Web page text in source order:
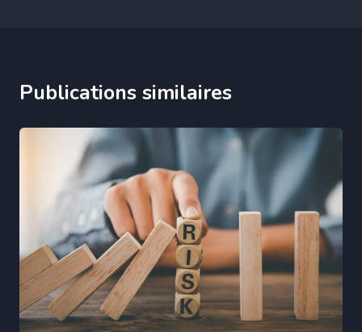
Publications similaires